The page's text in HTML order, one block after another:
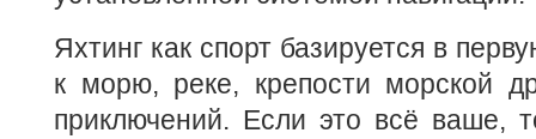
Яхтинг как спорт базируется в
к морю, реке, крепости морской
приключений. Если это всё ваше,